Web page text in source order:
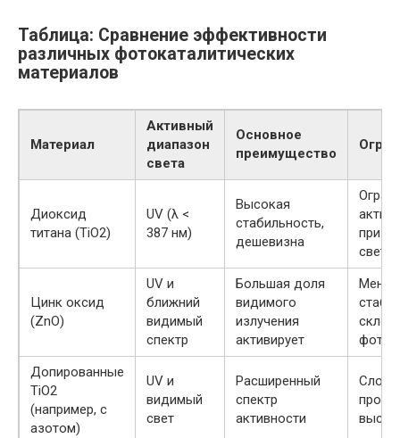
Таблица: Сравнение эффективности
различных фотокаталитических
материалов
Материал
Активный
диапазон
света
Основное
преимущество
Диоксид
титана (TiO2)
UV (λ <
387 нм)
Высокая
стабильность,
дешевизна
при
свете
Цинк оксид
(ZnO)
UV и
ближний
видимый
спектр
Большая доля
видимого
излучения
активирует
Допированные
TiO2
(например, с
азотом)
UV и
видимый
свет
Расширенный
спектр
активности